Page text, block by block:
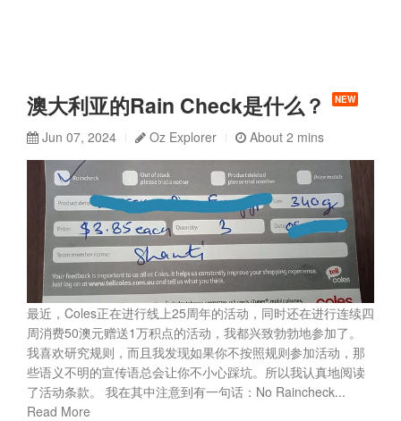
澳大利亚的Rain Check是什么？ NEW
Jun 07, 2024 Oz Explorer About 2 mins
最近，Coles正在进行线上25周年的活动，同时还在进行连续四
周消费50澳元赠送1万积点的活动，我都兴致勃勃地参加了。
我喜欢研究规则，而且我发现如果你不按照规则参加活动，那
些语义不明的宣传语总会让你不小心踩坑。所以我认真地阅读
了活动条款。 我在其中注意到有一句话：No Raincheck...
Read More